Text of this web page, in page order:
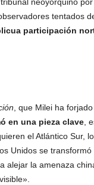
tentados
participación
, que Milei ha
en una pieza clave,
el Atlántico Sur,
Unidos se
alejar la amenaza